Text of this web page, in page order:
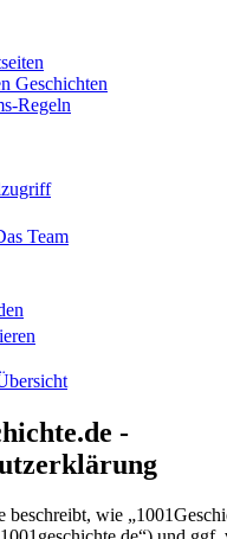
Geschichten
Regeln
Team
-
beschreibt, wie